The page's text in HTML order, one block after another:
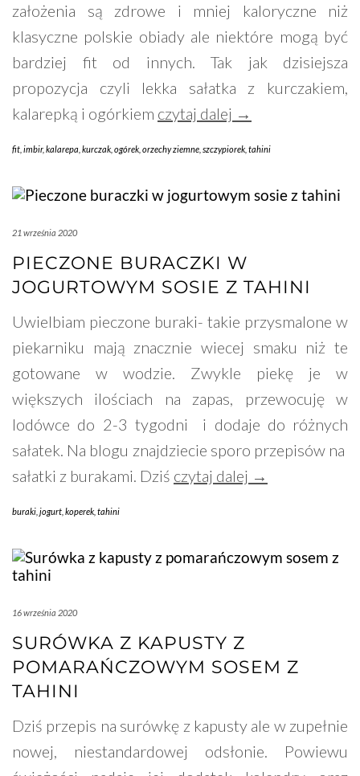
założenia są zdrowe i mniej kaloryczne niż
klasyczne polskie obiady ale niektóre mogą być
bardziej fit od innych. Tak jak dzisiejsza
propozycja czyli lekka sałatka z kurczakiem,
kalarepką i ogórkiem czytaj dalej →
fit imbir, kalarepa kurczak ogórek orzechy ziemne szczypiorek tahini
21 września 2020
PIECZONE BURACZKI W
JOGURTOWYM SOSIE Z TAHINI
Uwielbiam pieczone buraki- takie przysmalone w
piekarniku mają znacznie wiecej smaku niż te
gotowane w wodzie. Zwykle piekę je w
większych ilościach na zapas, przewocuję w
lodówce do 2-3 tygodni i dodaje do różnych
sałatek. Na blogu znajdziecie sporo przepisów na
sałatki z burakami. Dziś czytaj dalej →
buraki jogurt koperek tahini
16 września 2020
SURÓWKA Z KAPUSTY Z
POMARAŃCZOWYM SOSEM Z
TAHINI
Dziś przepis na surówkę z kapusty ale w zupełnie
nowej, niestandardowej odsłonie. Powiewu